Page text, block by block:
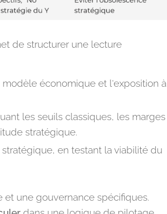
de structurer une lecture
économique et l'exposition à
les seuils classiques, les marges
stratégique.
en testant la viabilité du
une gouvernance spécifiques.